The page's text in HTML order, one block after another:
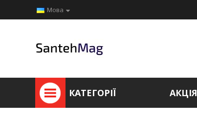
Мова
КАТЕГОРІЇ АКЦІЯ